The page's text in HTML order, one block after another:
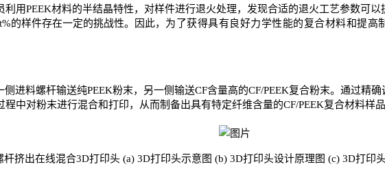
利用PEEK材料的半结晶特性，对样件进行退火处理，发现合适的退火工艺参数可
的样件存在一定的挑战性。因此， 为了获得具有良好力学性能的复合材料和提
侧进料螺杆输送纯PEEK粉末，另一侧输送CF含量高的CF/PEEK复合粉末。通过精
中对粉末进行混合和打印，从而制备出具有特定纤维含量的CF/PEEK复合材料样
杆挤出在线混合3D打印头 (a) 3D打印头示意图 (b) 3D打印头设计原理图 (c) 3D打印